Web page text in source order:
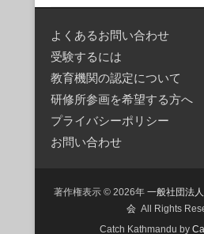
よくあるお問い合わせ
受験するには
教育機関の認定について
研修所参画を希望する方へ
プライバシーポリシー
お問い合わせ
著作権表示 © 2026年 一般社団法
会All Rights
Catch Kathmandu by